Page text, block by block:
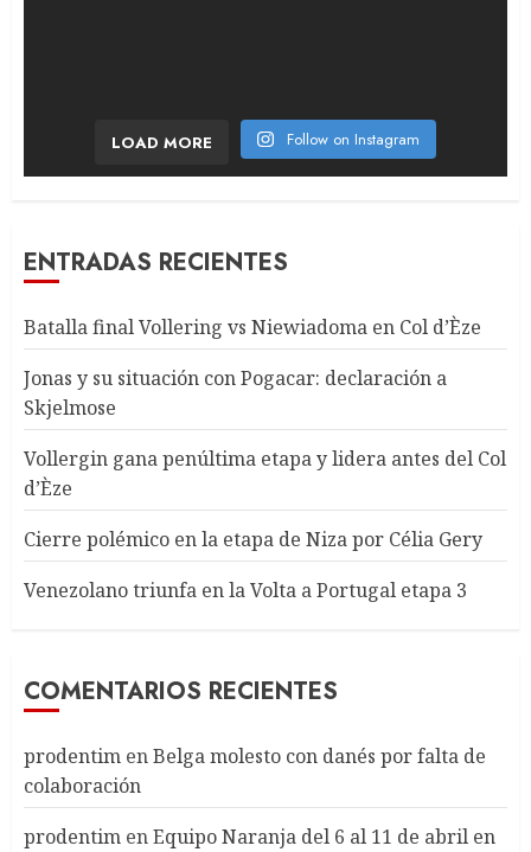
LOAD MORE Follow on Instagram
ENTRADAS RECIENTES
Batalla final Vollering vs Niewiadoma en Col d’Èze
Jonas y su situación con Pogacar: declaración a
Skjelmose
Vollergin gana penúltima etapa y lidera antes del Col
d’Èze
Cierre polémico en la etapa de Niza por Célia Gery
Venezolano triunfa en la Volta a Portugal etapa 3
COMENTARIOS RECIENTES
prodentim enBelga molesto con danés por falta de
colaboración
prodentim enEquipo Naranja del 6 al 11 de abril en